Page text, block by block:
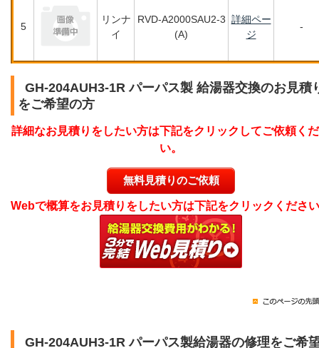
5
リンナ
イ
RVD-A2000SAU2-3
(A)
詳細ペー
ジ
-
GH-204AUH3-1R パーパス製 給湯器交換のお見積
をご希望の方
詳細なお見積りをしたい方は下記をクリックしてご依頼く
い。
無料見積りのご依頼
Webで概算をお見積りをしたい方は下記をクリックくださ
GH-204AUH3-1R パーパス製給湯器の修理をご希